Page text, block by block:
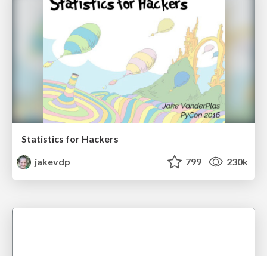
Statistics for Hackers
jakevdp
799 230k